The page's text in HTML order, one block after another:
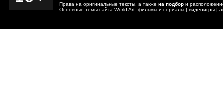
Права на оригинальные тексты, а также на подбор и
Основные темы сайта World Art: фильмы и сериалы | видеоигры |